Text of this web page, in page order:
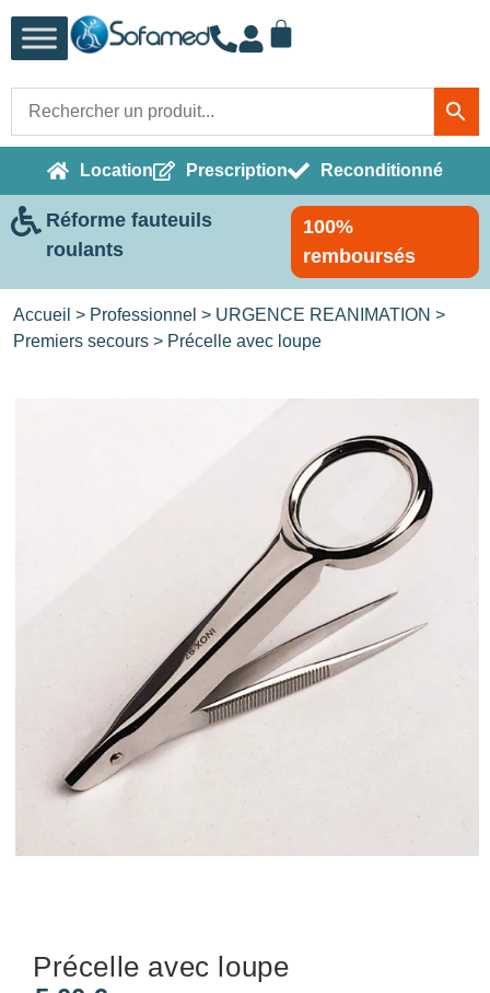
Location Prescription Reconditionné
Réforme fauteuils
roulants
100%
remboursés
Accueil > Professionnel > URGENCE REANIMATION >
Premiers secours > Précelle avec loupe
Précelle avec loupe